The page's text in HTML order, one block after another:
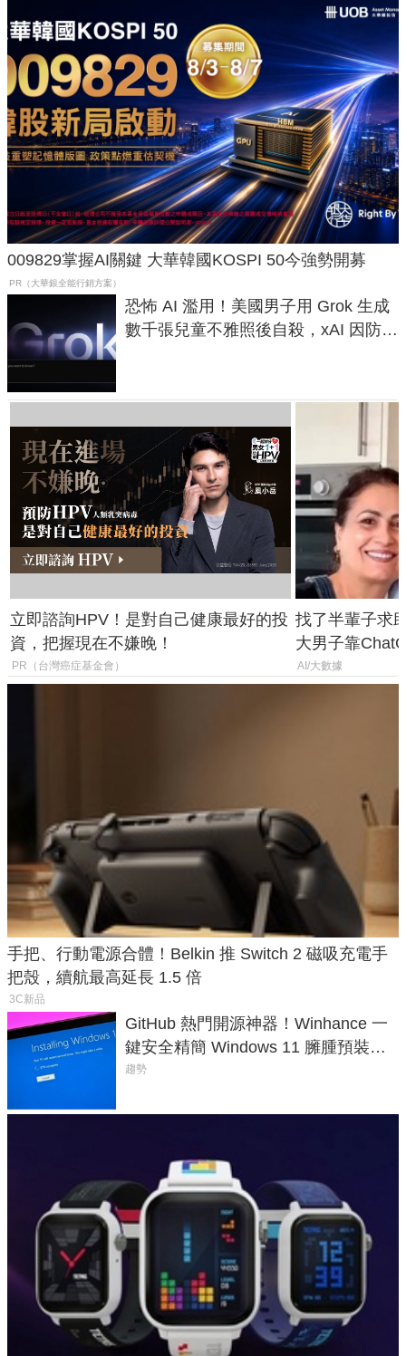
009829掌握AI關鍵 大華韓國KOSPI 50今強勢開募
PR（大華銀全能行銷方案）
恐怖 AI 濫用！美國男子用 Grok 生成
數千張兒童不雅照後自殺，xAI 因防護
立即諮詢HPV！是對自己健康最好的投
資，把握現在不嫌晚！
PR（台灣癌症基金會）
找了半輩子求
大男子靠
年家人
AI/大數據
手把、行動電源合體！Belkin 推 Switch 2 磁吸充電手
把殼，續航最高延長 1.5 倍
3C新品
GitHub 熱門開源神器！Winhance 一
鍵安全精簡 Windows 11 臃腫預裝軟
體與後台追蹤
趨勢